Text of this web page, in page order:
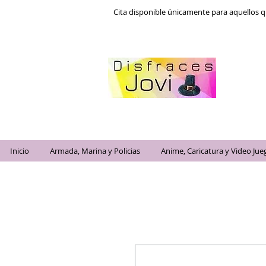
Cita disponible únicamente para aquellos
Inicio Armada, Marina y Policias Anime, Caricatura y Video